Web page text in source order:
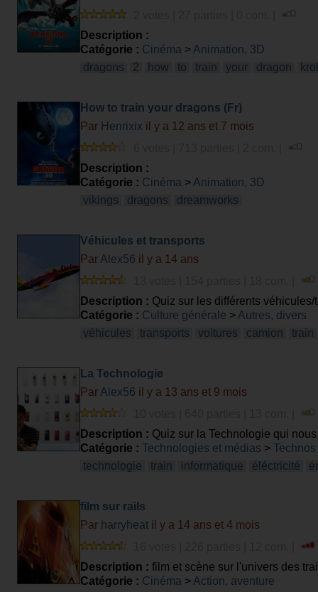
Description :
Catégorie : Cinéma > Animation, 3D
dragons
2 how to train your dragon
How to train your dragons (Fr)
Par Henrixix il y a 12 ans et 7 mois
Description :
Catégorie : Cinéma > Animation, 3D
vikings
dragons dreamworks
Véhicules et transports
Par Alex56 il y a 14 ans
Description : Quiz sur les différents
Catégorie : Culture générale > Autres, divers
véhicules
transports voitures camion train
La Technologie
Par Alex56 il y a 13 ans et 9 mois
Description : Quiz sur la Technologie qui
Catégorie : Technologies et médias >
technologie
train informatique éléctricité
film sur rails
Par harryheat il y a 14 ans et 4 mois
Description : film et scène sur l'univers des
Catégorie : Cinéma > Action, aventure